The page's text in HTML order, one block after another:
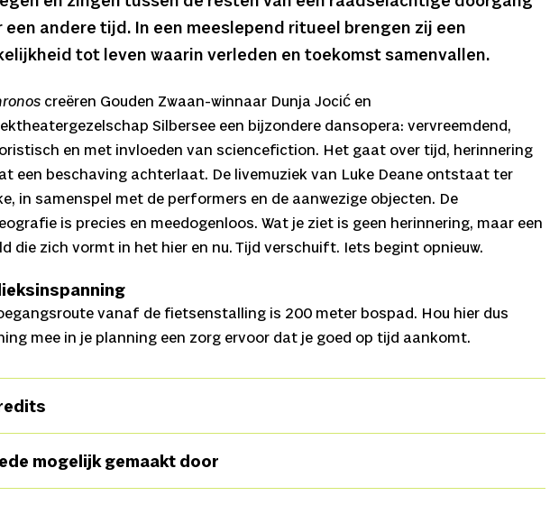
een andere tijd. In een meeslepend ritueel brengen zij een
tot leven waarin verleden en toekomst samenvallen.
creëren Gouden Zwaan-winnaar Dunja Jocić en
Silbersee een bijzondere dansopera: vervreemdend,
en met invloeden van sciencefiction. Het gaat over tijd, herinnering
een beschaving achterlaat. De livemuziek van Luke Deane ontstaat ter
in samenspel met de performers en de aanwezige objecten. De
is precies en meedogenloos. Wat je ziet is geen herinnering, maar een
die zich vormt in het hier en nu. Tijd verschuift. Iets begint opnieuw.
vanaf de fietsenstalling is 200 meter bospad. Hou hier dus
mee in je planning een zorg ervoor dat je goed op tijd aankomt.
begeleidingRomain Bischoff
Jocić,CoproducentSilbersee,ComponistLuke Deane,DansMinouche van
mogelijk gemaakt door